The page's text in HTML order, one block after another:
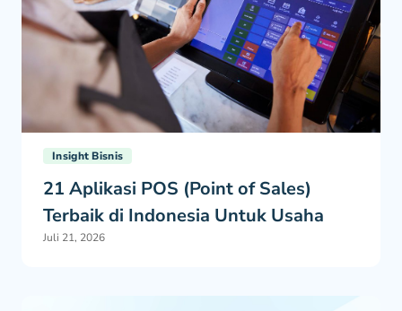
Insight Bisnis
21 Aplikasi POS (Point of Sales)
Terbaik di Indonesia Untuk Usaha
Juli 21, 2026